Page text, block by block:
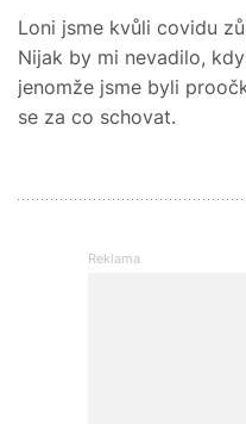
Loni jsme kvůli covidu
Nijak by mi nevadilo,
jenomže jsme byli
se za co schovat.